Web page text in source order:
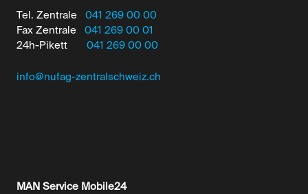
Tel. Zentrale 041 269 00 00
Fax Zentrale 041 269 00 01
24h-Pikett 041 269 00 00
info@nufag-zentralschweiz.ch
MAN Service Mobile24